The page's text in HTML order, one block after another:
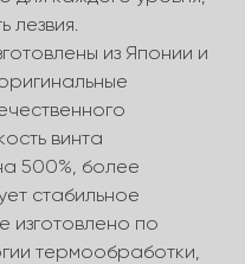
лезвия.
из Японии и
винта
500%, более
стабильное
изготовлено по
термообработки,